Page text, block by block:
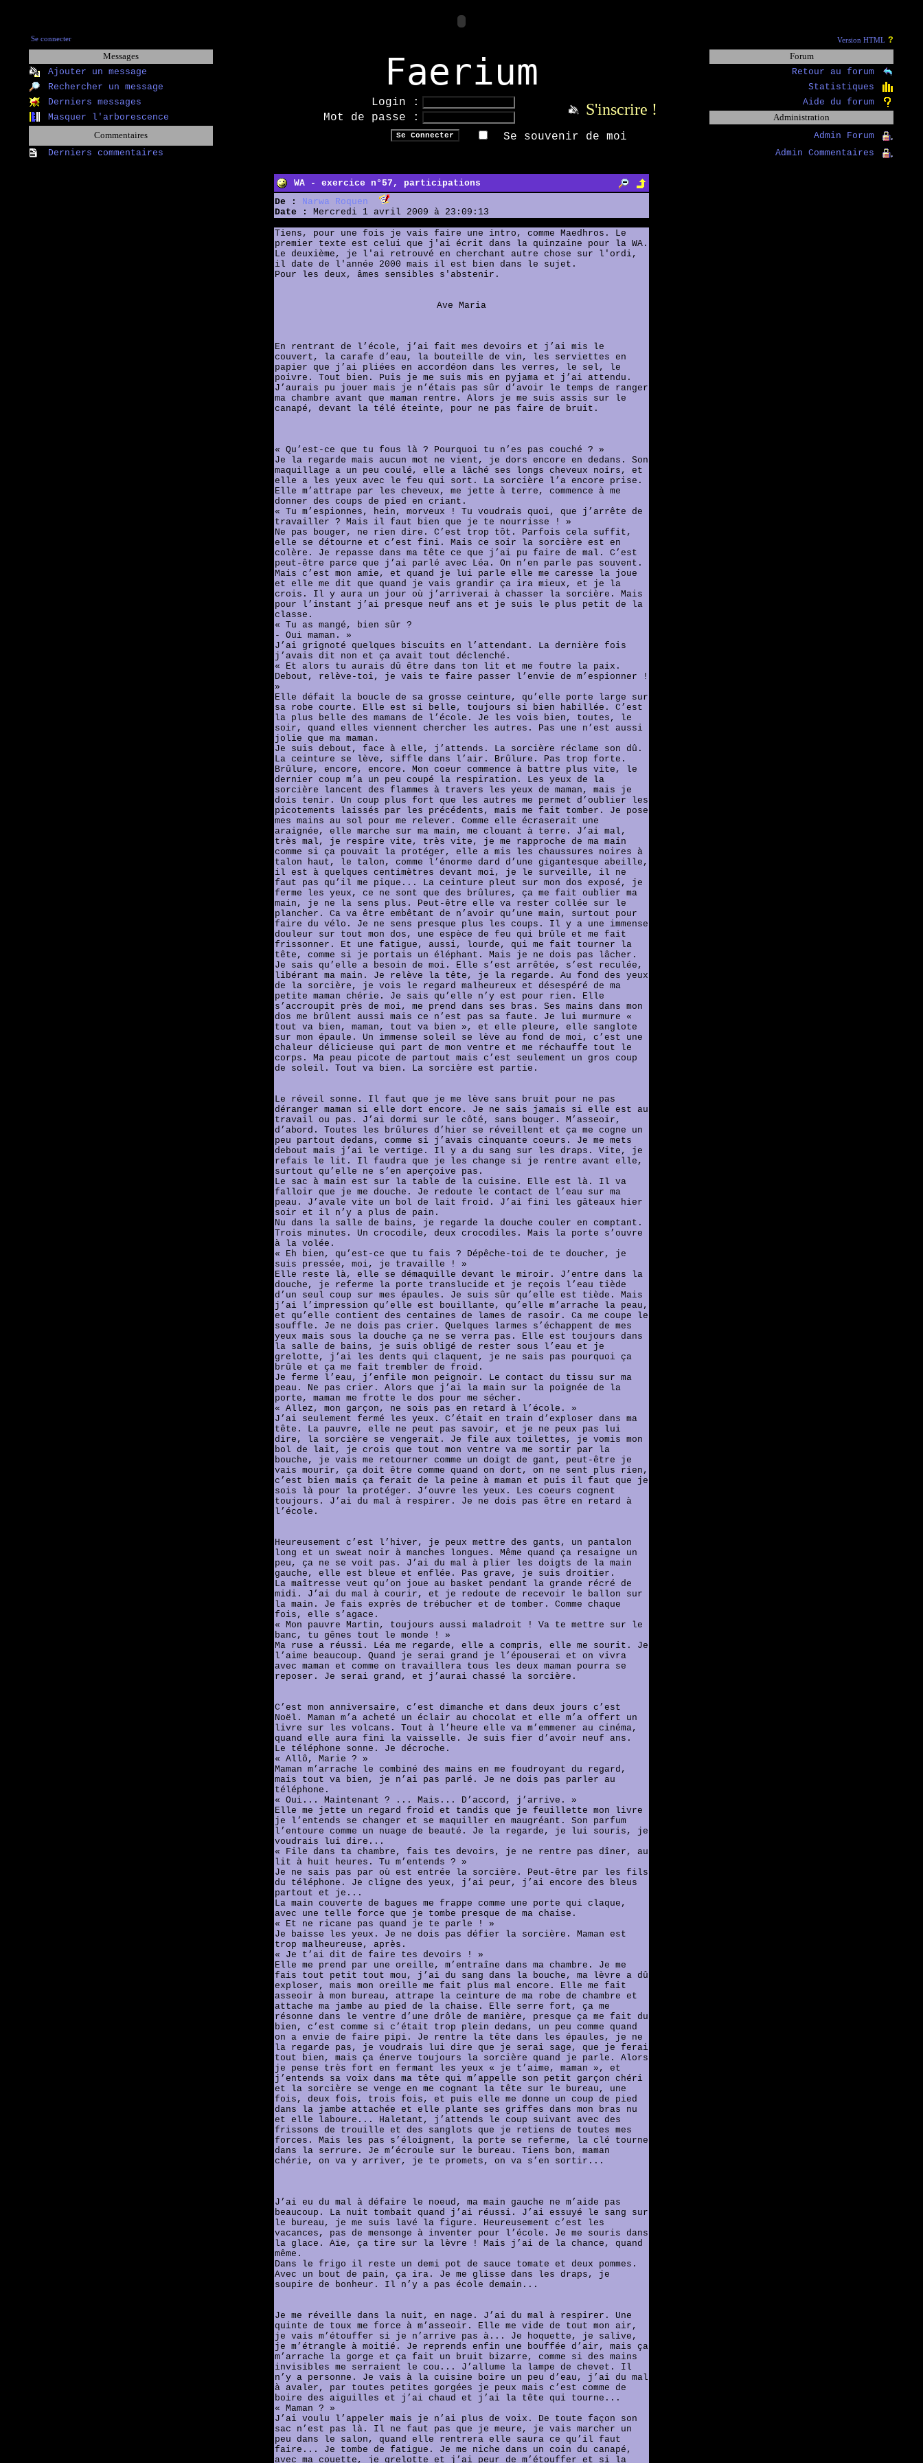
Se connecter Version HTML ?
Messages
Faerium
Forum
Ajouter un message
Retour au forum
Rechercher un message
Statistiques
Derniers messages
Login : S'inscrire !
Aide du forum
Masquer l'arborescence
Mot de passe :
Administration
Commentaires
Se souvenir de moi
Admin Forum
Derniers commentaires
Admin Commentaires
WA - exercice n°57, participations
De :
Narwa Roquen
Date :
Mercredi 1 avril 2009 à 23:09:13
Tiens, pour une fois je vais faire une intro, comme Maedhros. Le
premier texte est celui que j'ai écrit dans la quinzaine pour la WA.
Le deuxième, je l'ai retrouvé en cherchant autre chose sur l'ordi,
il date de l'année 2000 mais il est bien dans le sujet.
Pour les deux, âmes sensibles s'abstenir.
Ave Maria
En rentrant de l’école, j’ai fait mes devoirs et j’ai mis le
couvert, la carafe d’eau, la bouteille de vin, les serviettes en
papier que j’ai pliées en accordéon dans les verres, le sel, le
poivre. Tout bien. Puis je me suis mis en pyjama et j’ai attendu.
J’aurais pu jouer mais je n’étais pas sûr d’avoir le temps de ranger
ma chambre avant que maman rentre. Alors je me suis assis sur le
canapé, devant la télé éteinte, pour ne pas faire de bruit.
« Qu’est-ce que tu fous là ? Pourquoi tu n’es pas couché ? »
Je la regarde mais aucun mot ne vient, je dors encore en dedans. Son
maquillage a un peu coulé, elle a lâché ses longs cheveux noirs, et
elle a les yeux avec le feu qui sort. La sorcière l’a encore prise.
Elle m’attrape par les cheveux, me jette à terre, commence à me
donner des coups de pied en criant.
« Tu m’espionnes, hein, morveux ! Tu voudrais quoi, que j’arrête de
travailler ? Mais il faut bien que je te nourrisse ! »
Ne pas bouger, ne rien dire. C’est trop tôt. Parfois cela suffit,
elle se détourne et c’est fini. Mais ce soir la sorcière est en
colère. Je repasse dans ma tête ce que j’ai pu faire de mal. C’est
peut-être parce que j’ai parlé avec Léa. On n’en parle pas souvent.
Mais c’est mon amie, et quand je lui parle elle me caresse la joue
et elle me dit que quand je vais grandir ça ira mieux, et je la
crois. Il y aura un jour où j’arriverai à chasser la sorcière. Mais
pour l’instant j’ai presque neuf ans et je suis le plus petit de la
classe.
« Tu as mangé, bien sûr ?
- Oui maman. »
J’ai grignoté quelques biscuits en l’attendant. La dernière fois
j’avais dit non et ça avait tout déclenché.
« Et alors tu aurais dû être dans ton lit et me foutre la paix.
Debout, relève-toi, je vais te faire passer l’envie de m’espionner !
»
Elle défait la boucle de sa grosse ceinture, qu’elle porte large sur
sa robe courte. Elle est si belle, toujours si bien habillée. C’est
la plus belle des mamans de l’école. Je les vois bien, toutes, le
soir, quand elles viennent chercher les autres. Pas une n’est aussi
jolie que ma maman.
Je suis debout, face à elle, j’attends. La sorcière réclame son dû.
La ceinture se lève, siffle dans l’air. Brûlure. Pas trop forte.
Brûlure, encore, encore. Mon coeur commence à battre plus vite, le
dernier coup m’a un peu coupé la respiration. Les yeux de la
sorcière lancent des flammes à travers les yeux de maman, mais je
dois tenir. Un coup plus fort que les autres me permet d’oublier les
picotements laissés par les précédents, mais me fait tomber. Je pose
mes mains au sol pour me relever. Comme elle écraserait une
araignée, elle marche sur ma main, me clouant à terre. J’ai mal,
très mal, je respire vite, très vite, je me rapproche de ma main
comme si ça pouvait la protéger, elle a mis les chaussures noires à
talon haut, le talon, comme l’énorme dard d’une gigantesque abeille,
il est à quelques centimètres devant moi, je le surveille, il ne
faut pas qu’il me pique... La ceinture pleut sur mon dos exposé, je
ferme les yeux, ce ne sont que des brûlures, ça me fait oublier ma
main, je ne la sens plus. Peut-être elle va rester collée sur le
plancher. Ca va être embêtant de n’avoir qu’une main, surtout pour
faire du vélo. Je ne sens presque plus les coups. Il y a une immense
douleur sur tout mon dos, une espèce de feu qui brûle et me fait
frissonner. Et une fatigue, aussi, lourde, qui me fait tourner la
tête, comme si je portais un éléphant. Mais je ne dois pas lâcher.
Je sais qu’elle a besoin de moi. Elle s’est arrêtée, s’est reculée,
libérant ma main. Je relève la tête, je la regarde. Au fond des yeux
de la sorcière, je vois le regard malheureux et désespéré de ma
petite maman chérie. Je sais qu’elle n’y est pour rien. Elle
s’accroupit près de moi, me prend dans ses bras. Ses mains dans mon
dos me brûlent aussi mais ce n’est pas sa faute. Je lui murmure «
tout va bien, maman, tout va bien », et elle pleure, elle sanglote
sur mon épaule. Un immense soleil se lève au fond de moi, c’est une
chaleur délicieuse qui part de mon ventre et me réchauffe tout le
corps. Ma peau picote de partout mais c’est seulement un gros coup
de soleil. Tout va bien. La sorcière est partie.
Le réveil sonne. Il faut que je me lève sans bruit pour ne pas
déranger maman si elle dort encore. Je ne sais jamais si elle est au
travail ou pas. J’ai dormi sur le côté, sans bouger. M’asseoir,
d’abord. Toutes les brûlures d’hier se réveillent et ça me cogne un
peu partout dedans, comme si j’avais cinquante coeurs. Je me mets
debout mais j’ai le vertige. Il y a du sang sur les draps. Vite, je
refais le lit. Il faudra que je les change si je rentre avant elle,
surtout qu’elle ne s’en aperçoive pas.
Le sac à main est sur la table de la cuisine. Elle est là. Il va
falloir que je me douche. Je redoute le contact de l’eau sur ma
peau. J’avale vite un bol de lait froid. J’ai fini les gâteaux hier
soir et il n’y a plus de pain.
Nu dans la salle de bains, je regarde la douche couler en comptant.
Trois minutes. Un crocodile, deux crocodiles. Mais la porte s’ouvre
à la volée.
« Eh bien, qu’est-ce que tu fais ? Dépêche-toi de te doucher, je
suis pressée, moi, je travaille ! »
Elle reste là, elle se démaquille devant le miroir. J’entre dans la
douche, je referme la porte translucide et je reçois l’eau tiède
d’un seul coup sur mes épaules. Je suis sûr qu’elle est tiède. Mais
j’ai l’impression qu’elle est bouillante, qu’elle m’arrache la peau,
et qu’elle contient des centaines de lames de rasoir. Ca me coupe le
souffle. Je ne dois pas crier. Quelques larmes s’échappent de mes
yeux mais sous la douche ça ne se verra pas. Elle est toujours dans
la salle de bains, je suis obligé de rester sous l’eau et je
grelotte, j’ai les dents qui claquent, je ne sais pas pourquoi ça
brûle et ça me fait trembler de froid.
Je ferme l’eau, j’enfile mon peignoir. Le contact du tissu sur ma
peau. Ne pas crier. Alors que j’ai la main sur la poignée de la
porte, maman me frotte le dos pour me sécher.
« Allez, mon garçon, ne sois pas en retard à l’école. »
J’ai seulement fermé les yeux. C’était en train d’exploser dans ma
tête. La pauvre, elle ne peut pas savoir, et je ne peux pas lui
dire, la sorcière se vengerait. Je file aux toilettes, je vomis mon
bol de lait, je crois que tout mon ventre va me sortir par la
bouche, je vais me retourner comme un doigt de gant, peut-être je
vais mourir, ça doit être comme quand on dort, on ne sent plus rien,
c’est bien mais ça ferait de la peine à maman et puis il faut que je
sois là pour la protéger. J’ouvre les yeux. Les coeurs cognent
toujours. J’ai du mal à respirer. Je ne dois pas être en retard à
l’école.
Heureusement c’est l’hiver, je peux mettre des gants, un pantalon
long et un sweat noir à manches longues. Même quand ça resaigne un
peu, ça ne se voit pas. J’ai du mal à plier les doigts de la main
gauche, elle est bleue et enflée. Pas grave, je suis droitier.
La maîtresse veut qu’on joue au basket pendant la grande récré de
midi. J’ai du mal à courir, et je redoute de recevoir le ballon sur
la main. Je fais exprès de trébucher et de tomber. Comme chaque
fois, elle s’agace.
« Mon pauvre Martin, toujours aussi maladroit ! Va te mettre sur le
banc, tu gênes tout le monde ! »
Ma ruse a réussi. Léa me regarde, elle a compris, elle me sourit. Je
l’aime beaucoup. Quand je serai grand je l’épouserai et on vivra
avec maman et comme on travaillera tous les deux maman pourra se
reposer. Je serai grand, et j’aurai chassé la sorcière.
C’est mon anniversaire, c’est dimanche et dans deux jours c’est
Noël. Maman m’a acheté un éclair au chocolat et elle m’a offert un
livre sur les volcans. Tout à l’heure elle va m’emmener au cinéma,
quand elle aura fini la vaisselle. Je suis fier d’avoir neuf ans.
Le téléphone sonne. Je décroche.
« Allô, Marie ? »
Maman m’arrache le combiné des mains en me foudroyant du regard,
mais tout va bien, je n’ai pas parlé. Je ne dois pas parler au
téléphone.
« Oui... Maintenant ? ... Mais... D’accord, j’arrive. »
Elle me jette un regard froid et tandis que je feuillette mon livre
je l’entends se changer et se maquiller en maugréant. Son parfum
l’entoure comme un nuage de beauté. Je la regarde, je lui souris, je
voudrais lui dire...
« File dans ta chambre, fais tes devoirs, je ne rentre pas dîner, au
lit à huit heures. Tu m’entends ? »
Je ne sais pas par où est entrée la sorcière. Peut-être par les fils
du téléphone. Je cligne des yeux, j’ai peur, j’ai encore des bleus
partout et je...
La main couverte de bagues me frappe comme une porte qui claque,
avec une telle force que je tombe presque de ma chaise.
« Et ne ricane pas quand je te parle ! »
Je baisse les yeux. Je ne dois pas défier la sorcière. Maman est
trop malheureuse, après.
« Je t’ai dit de faire tes devoirs ! »
Elle me prend par une oreille, m’entraîne dans ma chambre. Je me
fais tout petit tout mou, j’ai du sang dans la bouche, ma lèvre a dû
exploser, mais mon oreille me fait plus mal encore. Elle me fait
asseoir à mon bureau, attrape la ceinture de ma robe de chambre et
attache ma jambe au pied de la chaise. Elle serre fort, ça me
résonne dans le ventre d’une drôle de manière, presque ça me fait du
bien, c’est comme si c’était trop plein dedans, un peu comme quand
on a envie de faire pipi. Je rentre la tête dans les épaules, je ne
la regarde pas, je voudrais lui dire que je serai sage, que je ferai
tout bien, mais ça énerve toujours la sorcière quand je parle. Alors
je pense très fort en fermant les yeux « je t’aime, maman », et
j’entends sa voix dans ma tête qui m’appelle son petit garçon chéri
et la sorcière se venge en me cognant la tête sur le bureau, une
fois, deux fois, trois fois, et puis elle me donne un coup de pied
dans la jambe attachée et elle plante ses griffes dans mon bras nu
et elle laboure... Haletant, j’attends le coup suivant avec des
frissons de trouille et des sanglots que je retiens de toutes mes
forces. Mais les pas s’éloignent, la porte se referme, la clé tourne
dans la serrure. Je m’écroule sur le bureau. Tiens bon, maman
chérie, on va y arriver, je te promets, on va s’en sortir...
J’ai eu du mal à défaire le noeud, ma main gauche ne m’aide pas
beaucoup. La nuit tombait quand j’ai réussi. J’ai essuyé le sang sur
le bureau, je me suis lavé la figure. Heureusement c’est les
vacances, pas de mensonge à inventer pour l’école. Je me souris dans
la glace. Aïe, ça tire sur la lèvre ! Mais j’ai de la chance, quand
même.
Dans le frigo il reste un demi pot de sauce tomate et deux pommes.
Avec un bout de pain, ça ira. Je me glisse dans les draps, je
soupire de bonheur. Il n’y a pas école demain...
Je me réveille dans la nuit, en nage. J’ai du mal à respirer. Une
quinte de toux me force à m’asseoir. Elle me vide de tout mon air,
je vais m’étouffer si je n’arrive pas à... Je hoquette, je salive,
je m’étrangle à moitié. Je reprends enfin une bouffée d’air, mais ça
m’arrache la gorge et ça fait un bruit bizarre, comme si des mains
invisibles me serraient le cou... J’allume la lampe de chevet. Il
n’y a personne. Je vais à la cuisine boire un peu d’eau, j’ai du mal
à avaler, par toutes petites gorgées je peux mais c’est comme de
boire des aiguilles et j’ai chaud et j’ai la tête qui tourne...
« Maman ? »
J’ai voulu l’appeler mais je n’ai plus de voix. De toute façon son
sac n’est pas là. Il ne faut pas que je meure, je vais marcher un
peu dans le salon, quand elle rentrera elle saura ce qu’il faut
faire... Je tombe de fatigue. Je me niche dans un coin du canapé,
avec ma couette, je grelotte et j’ai peur de m’étouffer et si la